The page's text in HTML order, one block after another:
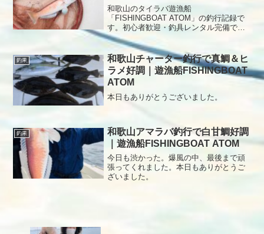
和歌山のタイラバ遊漁船
「FISHINGBOAT ATOM」の釣行記録で
す。初心者歓迎・釣具レンタル完備で、
安心してタイラバ釣りを楽しめます。本
日のタイラバ釣果リベンジに燃えるお客
様2名でチャーター朝一の潮でアタリある
のに1枚も釣れなく終了😭...
釣果
和歌山チャーター釣行で真鯛＆ヒ
ラメ好調｜遊漁船FISHINGBOAT
ATOM
本日もありがとうございました。
釣果
和歌山アマラバ釣行で白甘鯛好調
｜遊漁船FISHINGBOAT ATOM
今日も渋かった。爆風の中、最後まで頑
張ってくれました。本日もありがとうご
ざいました。